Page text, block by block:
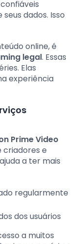
dados. Isso
online, é
legal. Essas
Elas
experiência
Prime Video
criadores e
a ter mais
regularmente
dos usuários
a muitos